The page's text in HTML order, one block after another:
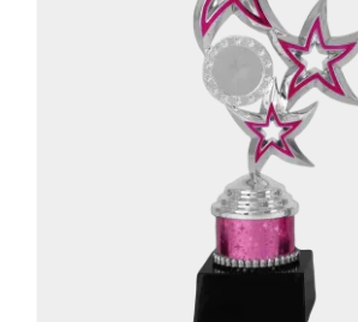
kan
gekozen
worden
productpagina